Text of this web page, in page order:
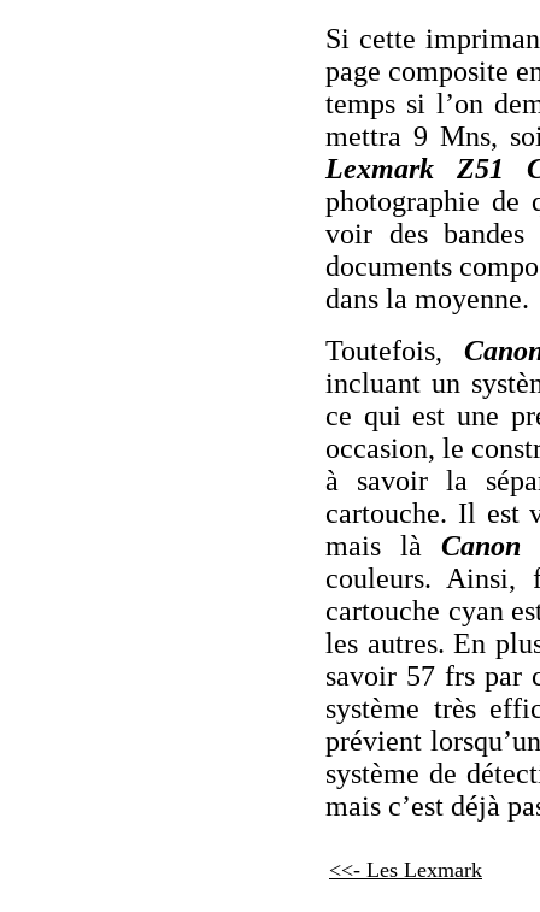
Si cette
page composite
temps si l’on
mettra 9 Mns,
Lexmark Z51
photographie de
voir des bandes
documents
dans la moyenne.
Toutefois,
incluant un
ce qui est une
occasion, le
à savoir la
cartouche. Il est
mais làCanon
couleurs. Ainsi,
cartouche cyan
les autres. En
savoir 57 frs par
système très
prévient
système de
mais c’est déjà
<<- Les Lexmark